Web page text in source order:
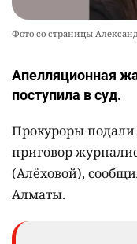
Фото со страницы
Апелляционная
поступила в суд.
Прокуроры
приговор
(Алёховой),
Алматы.